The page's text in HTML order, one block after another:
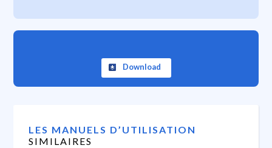
Download
LES MANUELS D’UTILISATION
SIMILAIRES